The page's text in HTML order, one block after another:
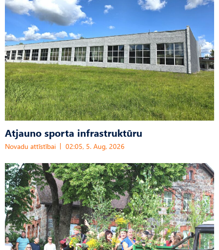
Atjauno sporta infrastruktūru
Novadu attīstībai 02:05, 5. Aug, 2026